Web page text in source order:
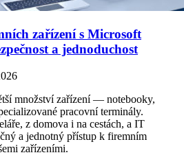
zařízení s Microsoft
a jednoduchost
množství zařízení — notebooky,
pracovní terminály.
z domova i na cestách, a IT
a jednotný přístup k firemním
zařízeními.